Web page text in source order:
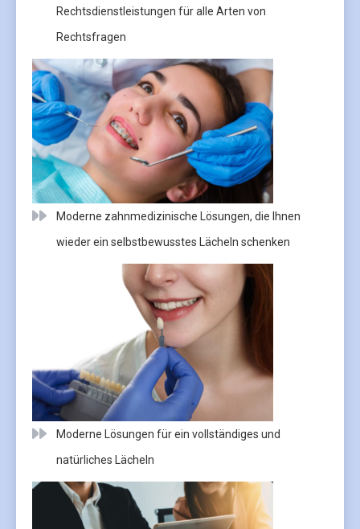
Rechtsdienstleistungen für alle Arten von
Rechtsfragen
Moderne zahnmedizinische Lösungen, die Ihnen
wieder ein selbstbewusstes Lächeln schenken
Moderne Lösungen für ein vollständiges und
natürliches Lächeln